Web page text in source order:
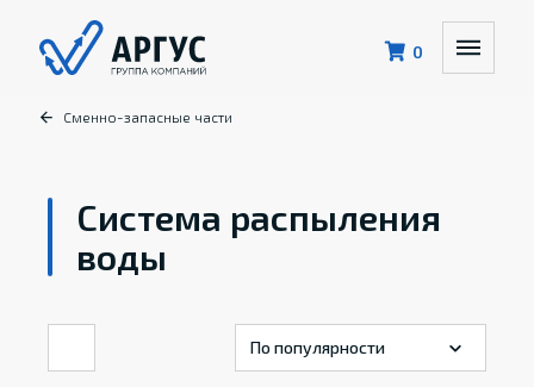
0
Сменно-запасные части
Система распыления
воды